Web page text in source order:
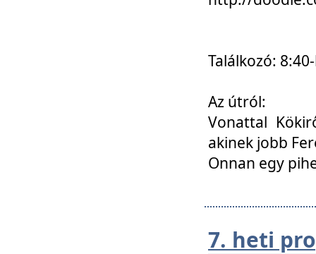
Találkozó:
Az útról:
Vonattal
akinek jobb
Onnan egy
7. heti